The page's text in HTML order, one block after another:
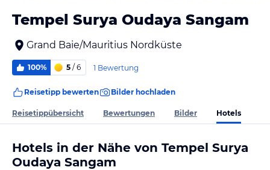
Tempel Surya Oudaya Sangam
Grand Baie/Mauritius Nordküste
100% 5 / 6 1 Bewertung
Reisetipp bewerten Bilder hochladen
Reisetippübersicht Bewertungen Bilder Hotels
Hotels in der Nähe von Tempel Surya
Oudaya Sangam